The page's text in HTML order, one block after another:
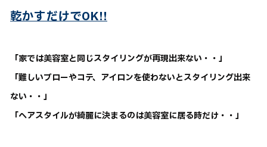
乾かすだけでOK!!
「家では美容室と同じスタイリングが再現出来ない・・」
「難しいブローやコテ、アイロンを使わないとスタイリング出来
ない・・」
「ヘアスタイルが綺麗に決まるのは美容室に居る時だけ・・」